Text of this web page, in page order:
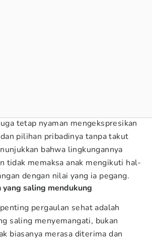
tetap nyaman mengekspresikan
pilihan pribadinya tanpa takut
bahwa lingkungannya
tidak memaksa anak mengikuti hal-
dengan nilai yang ia pegang.
saling mendukung
pergaulan sehat adalah
saling menyemangati, bukan
biasanya merasa diterima dan